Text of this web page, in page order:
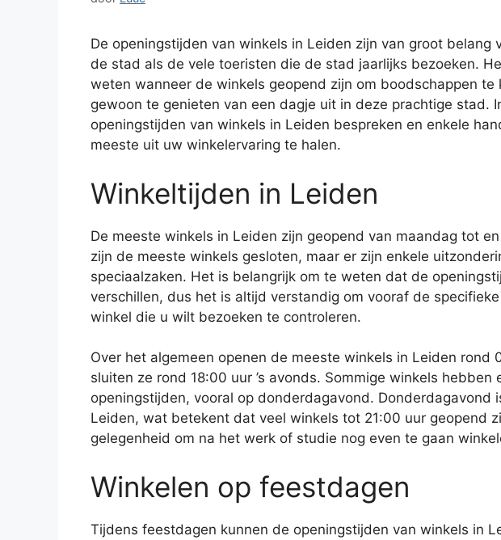
De openingstijden van winkels in Leiden zijn van groot belang
de stad als de vele toeristen die de stad jaarlijks bezoeken.
weten wanneer de winkels geopend zijn om boodschappen
gewoon te genieten van een dagje uit in deze prachtige stad.
openingstijden van winkels in Leiden bespreken en enkele
meeste uit uw winkelervaring te halen.
Winkeltijden in Leiden
De meeste winkels in Leiden zijn geopend van maandag tot
zijn de meeste winkels gesloten, maar er zijn enkele
speciaalzaken. Het is belangrijk om te weten dat de
verschillen, dus het is altijd verstandig om vooraf de
winkel die u wilt bezoeken te controleren.
Over het algemeen openen de meeste winkels in Leiden rond
sluiten ze rond 18:00 uur ’s avonds. Sommige winkels hebben
openingstijden, vooral op donderdagavond. Donderdagavond
Leiden, wat betekent dat veel winkels tot 21:00 uur geopend
gelegenheid om na het werk of studie nog even te gaan
Winkelen op feestdagen
Tijdens feestdagen kunnen de openingstijden van winkels in